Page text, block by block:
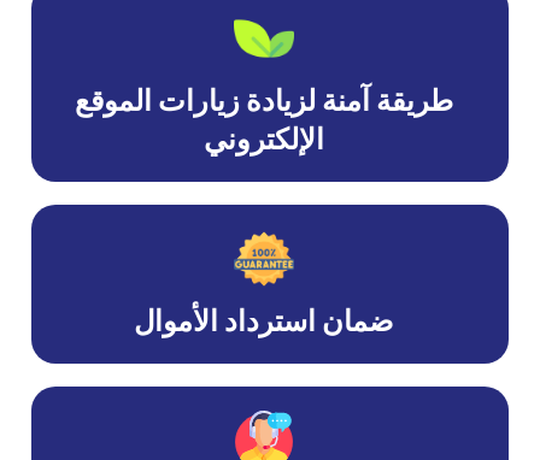
طريقة آمنة لزيادة زيارات الموقع
الإلكتروني
ضمان استرداد الأموال